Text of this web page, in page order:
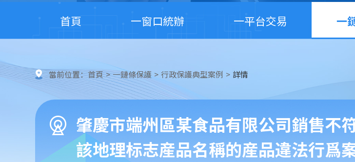
首頁 一窗口統辦 一平台交易 一
當前位置：首頁 > 一鏈條保護 > 行政保護典型案例 > 詳情
肇慶市端州區某食品有限公司銷售不
該地理标志産品名稱的産品違法行爲